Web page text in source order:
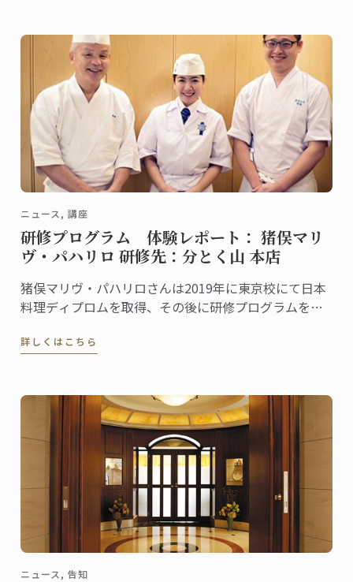
ニュース, 講座
研修プログラム 体験レポート： 猪俣マリ
ヴ・パハリロ 研修先：分とく山 本店
猪俣マリヴ・パハリロさんは2019年に東京校にて日本
料理ディプロムを取得、その後に研修プログラムを利
の研修を通して学んだこと、感じたことをマリヴさん
詳しくはこちら
ニュース, 告知